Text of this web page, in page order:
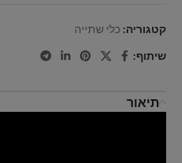
קטגוריה: כלי שתייה
שיתוף:
תיאור